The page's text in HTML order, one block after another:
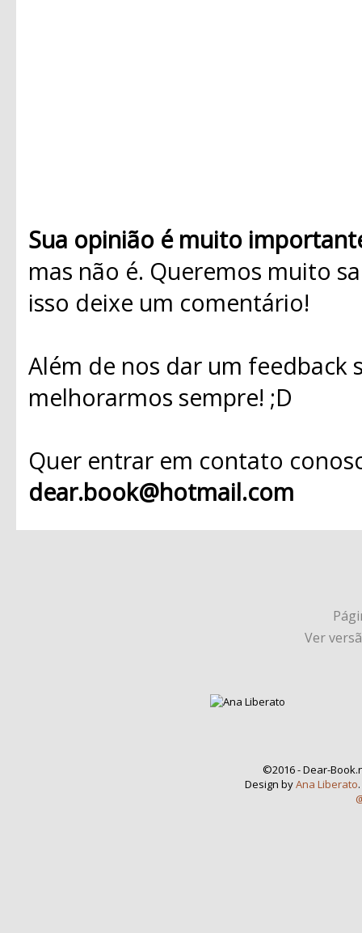
Sua opinião é muito
mas não é. Queremos muito
isso deixe um comentário!
Além de nos dar um
melhorarmos sempre! ;D
Quer entrar em contato
dear.book@hotmail.com
Ver
©2016 - Dear-
Design byAna Liberato